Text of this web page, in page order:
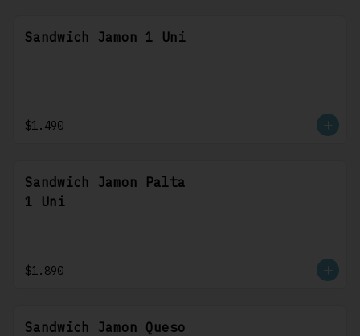
Sandwich Jamon 1 Uni
$1.490
Sandwich Jamon Palta
1 Uni
$1.890
Sandwich Jamon Queso